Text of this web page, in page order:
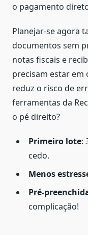
o pagamento
Planejar-se agora
documentos sem
notas fiscais e
precisam estar em
reduz o risco de
ferramentas da
o pé direito?
Primeiro lote:
cedo.
Menos
Pré-
complicação!